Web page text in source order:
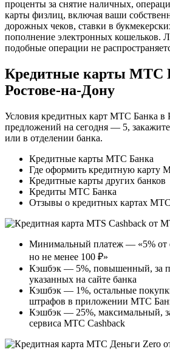
проценты за снятие наличных,
карты физлиц, включая ваши
дорожных чеков, ставки в
пополнение электронных кошельков.
подобные операции не
Кредитные карты МТС
Ростове-на-Дону
Условия кредитных карт МТС Банка в
предложений на сегодня — 5,
или в отделении банка.
Кредитные карты МТС Банка
Где оформить кредитную карту
Кредитные карты других банков
Кредиты МТС Банка
Отзывы о кредитных картах
Минимальный платеж — «5% от
но не менее 100 ₽»
Кэшбэк — 5%, повышенный, за
указанных на сайте банка
Кэшбэк — 1%, остальные
штрафов в приложении МТС
Кэшбэк — 25%, максимальный,
сервиса МТС Cashback